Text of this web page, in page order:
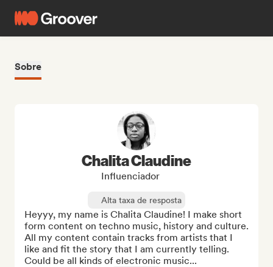
Sobre
Chalita Claudine
Influenciador
Alta taxa de resposta
Heyyy, my name is Chalita Claudine! I make short
form content on techno music, history and culture.
All my content contain tracks from artists that I
like and fit the story that I am currently telling.
Could be all kinds of electronic music...